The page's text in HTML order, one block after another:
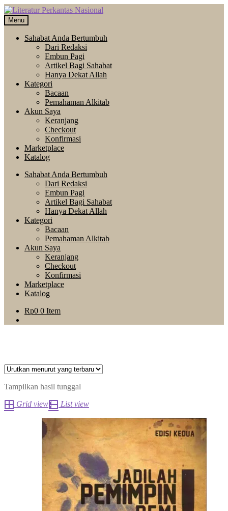
Skip
to
navigation
Langsung
ke
isi
Menu
Sahabat Anda Bertumbuh
Dari Redaksi
Embun Pagi
Artikel Bagi Sahabat
Hanya Dekat Allah
Kategori
Bacaan
Pemahaman Alkitab
Akun Saya
Keranjang
Checkout
Konfirmasi
Marketplace
Katalog
Sahabat Anda Bertumbuh
Dari Redaksi
Embun Pagi
Artikel Bagi Sahabat
Hanya Dekat Allah
Kategori
Bacaan
Pemahaman Alkitab
Akun Saya
Keranjang
Checkout
Konfirmasi
Marketplace
Katalog
Rp0 0 Item
Tampilkan hasil tunggal
Grid view
List view